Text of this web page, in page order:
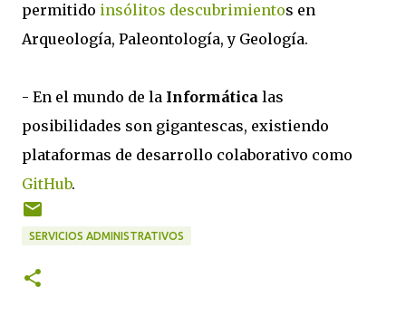
permitido insólitos descubrimientos en
Arqueología, Paleontología, y Geología.
- En el mundo de la Informática las
posibilidades son gigantescas, existiendo
plataformas de desarrollo colaborativo como
GitHub.
SERVICIOS ADMINISTRATIVOS